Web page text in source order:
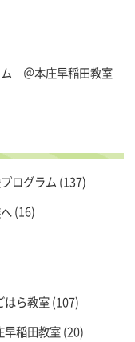
ム ＠本庄早稲田教室
ログラム (137)
(16)
ら教室(107)
稲田教室(20)